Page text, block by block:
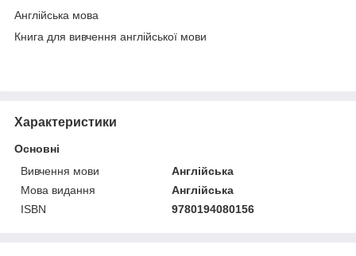
Англійська мова
Книга для вивчення англійської мови
Характеристики
Основні
Вивчення мови
Англійська
Мова видання
Англійська
ISBN
9780194080156